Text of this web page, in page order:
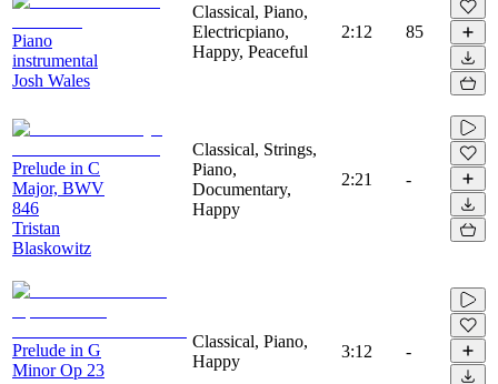
Piano
instrumental
Josh Wales
Classical, Piano,
Electricpiano,
Happy, Peaceful
2:12 85
Prelude in C
Major, BWV
846
Tristan
Blaskowitz
Classical, Strings,
Piano,
Documentary,
Happy
2:21 -
Prelude in G
Minor Op 23
Classical, Piano,
Happy
3:12 -